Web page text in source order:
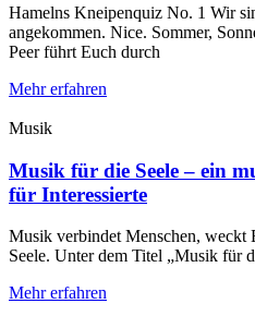
Hamelns Kneipenquiz No. 1 Wir
angekommen. Nice. Sommer,
Peer führt Euch durch
Mehr erfahren
Musik
Musik für die Seele – ein
für Interessierte
Musik verbindet Menschen, weckt
Seele. Unter dem Titel „Musik für
Mehr erfahren